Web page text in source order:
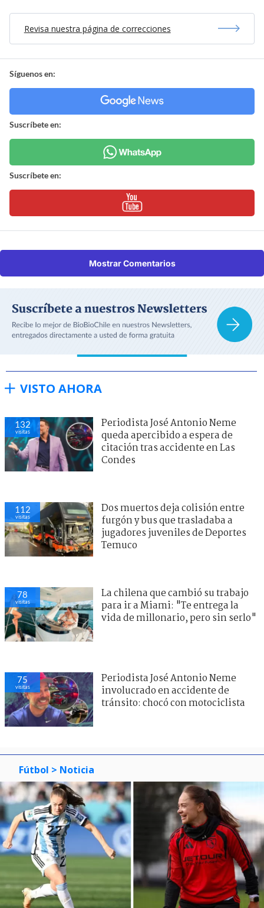
Revisa nuestra página de correcciones
Síguenos en:
Suscríbete en:
Suscríbete en:
Mostrar Comentarios
VISTO AHORA
132
visitas
Periodista José Antonio Neme
queda apercibido a espera de
citación tras accidente en Las
Condes
112
visitas
Dos muertos deja colisión entre
furgón y bus que trasladaba a
jugadores juveniles de Deportes
Temuco
78
visitas
La chilena que cambió su trabajo
para ir a Miami: "Te entrega la
vida de millonario, pero sin serlo"
75
visitas
Periodista José Antonio Neme
involucrado en accidente de
tránsito: chocó con motociclista
Fútbol > Noticia